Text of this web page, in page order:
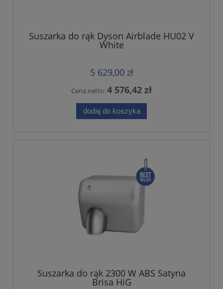
Suszarka do rąk Dyson Airblade HU02 V
White
5 629,00 zł
Cena netto:4 576,42 zł
dodaj do koszyka
Suszarka do rąk 2300 W ABS Satyna
Brisa HiG